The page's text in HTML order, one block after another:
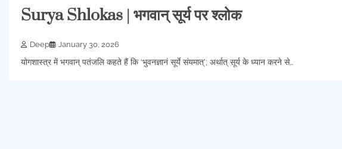
Surya Shlokas | भगवान् सूर्य पर श्लोक
Deep January 30, 2026
योगशास्त्र में भगवान् पतंजलि कहते हैं कि ‘भुवनज्ञानं सूर्ये संयमात्’; अर्थात् सूर्य के ध्यान करने से…